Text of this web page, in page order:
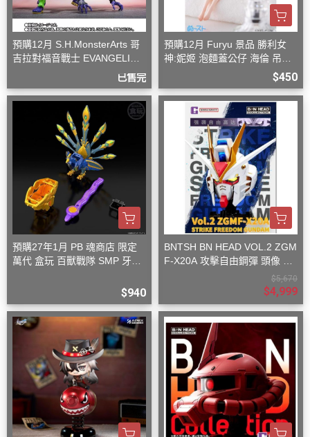
預購12月 S.H.MonsterArts 哥
吉拉對福音戰士 EVANGELION
已售完
預購12月 Furyu 景品 勝利女
神:妮姬 泡麵蓋公仔 海倫 吊帶
$450
預購27年1月 PB 魂商店 限定
萬代 盒玩 百獸戰隊 SMP 牙吠
$940
BNTSH BN HEAD VOL.2 ZGM
F-X20A 攻擊自由鋼彈 頭像 53
$5,670
$4,999